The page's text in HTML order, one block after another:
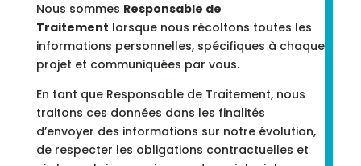
Nous sommes Responsable de
Traitement lorsque nous récoltons toutes les
informations personnelles, spécifiques à chaque
projet et communiquées par vous.
En tant que Responsable de Traitement, nous
traitons ces données dans les finalités
d’envoyer des informations sur notre évolution,
de respecter les obligations contractuelles et